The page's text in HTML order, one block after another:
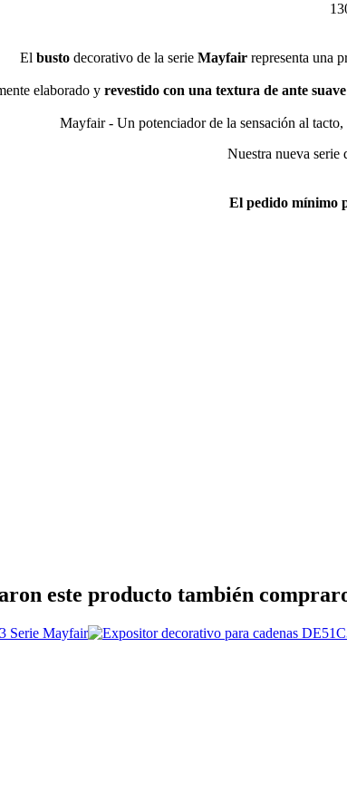
El busto decorativo de la serie Mayfair representa una
elaborado y revestido con una textura de ante
Mayfair - Un potenciador de la sensación al
Nuestra nueva serie
El pedido mínimo
este producto también